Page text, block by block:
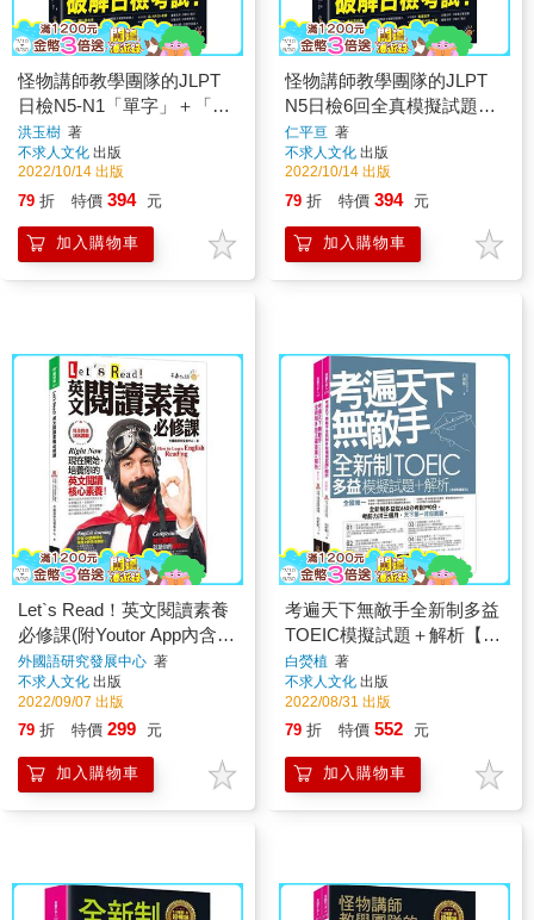
怪物講師教學團隊的JLPT
日檢N5-N1「單字」＋「文
法」(附「Youtor App」內含
VRP虛擬點讀筆＋防水書
套)
洪玉樹 著
不求人文化 出版
2022/10/14 出版
79 折 特價 394 元
加入購物車
怪物講師教學團隊的JLPT
N5日檢6回全真模擬試題＋
解析(2書＋附「Youtor
App」內含VRP虛擬點讀筆
＋防水書套)
仁平亘 著
不求人文化 出版
2022/10/14 出版
79 折 特價 394 元
加入購物車
Let`s Read！英文閱讀素養
必修課(附Youtor App內含
VRP虛擬點讀筆)
外國語研究發展中心 著
不求人文化 出版
2022/09/07 出版
79 折 特價 299 元
加入購物車
考遍天下無敵手全新制多益
TOEIC模擬試題＋解析【虛
擬點讀筆版】(附Part 7閱讀
測驗加強本＋線上下載Part
5單字題100題＋超高命中率
白熒植 著
不求人文化 出版
2022/08/31 出版
79 折 特價 552 元
加入購物車